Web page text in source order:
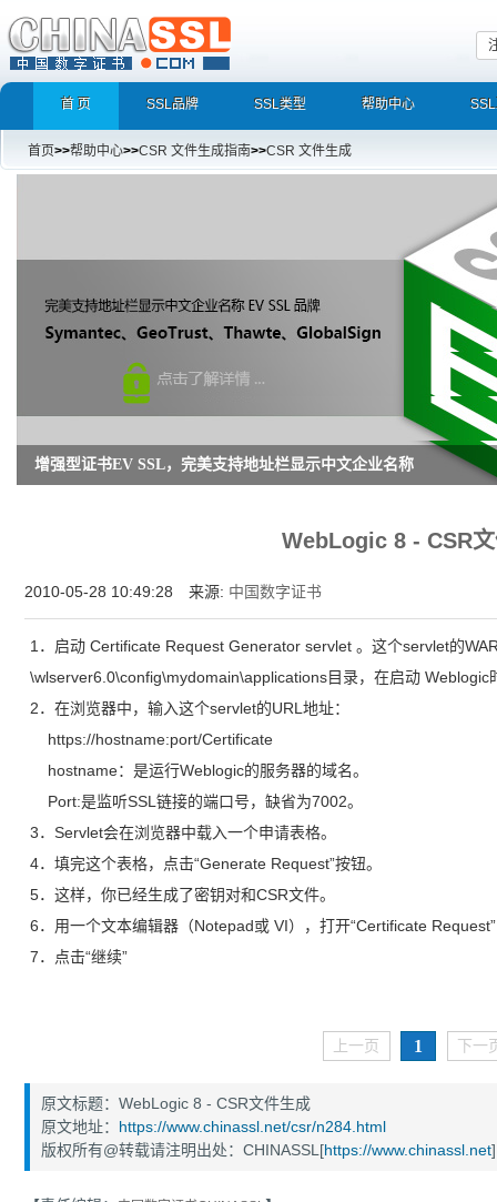
首 页 SSL品牌 SSL类型 帮助中心
首页>>帮助中心>>CSR 文件生成指南>>CSR 文件生成
增强型证书EV SSL，完美支持地址栏显示中文企业名称
WebLogic 8 - CSR
2010-05-28 10:49:28 来源: 中国数字证书
1．启动 Certificate Request Generator servlet 。这个servlet的
\wlserver6.0\config\mydomain\applications目录，在启动 Weblogic
2．在浏览器中，输入这个servlet的URL地址：
https://hostname:port/Certificate
hostname：是运行Weblogic的服务器的域名。
Port:是监听SSL链接的端口号，缺省为7002。
3．Servlet会在浏览器中载入一个申请表格。
4．填完这个表格，点击“Generate Request”按钮。
5．这样，你已经生成了密钥对和CSR文件。
6．用一个文本编辑器（Notepad或 VI），打开“Certificate
7．点击“继续”
上一页 1 下一
原文标题：WebLogic 8 - CSR文件生成
原文地址： https://www.chinassl.net/csr/n284.html
版权所有@转载请注明出处：CHINASSL[https://www.chinassl.net]